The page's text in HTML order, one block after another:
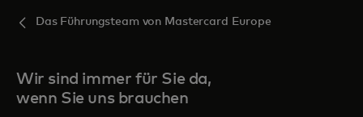
Das Führungsteam von Mastercard Europe
Wir sind immer für Sie da,
wenn Sie uns brauchen